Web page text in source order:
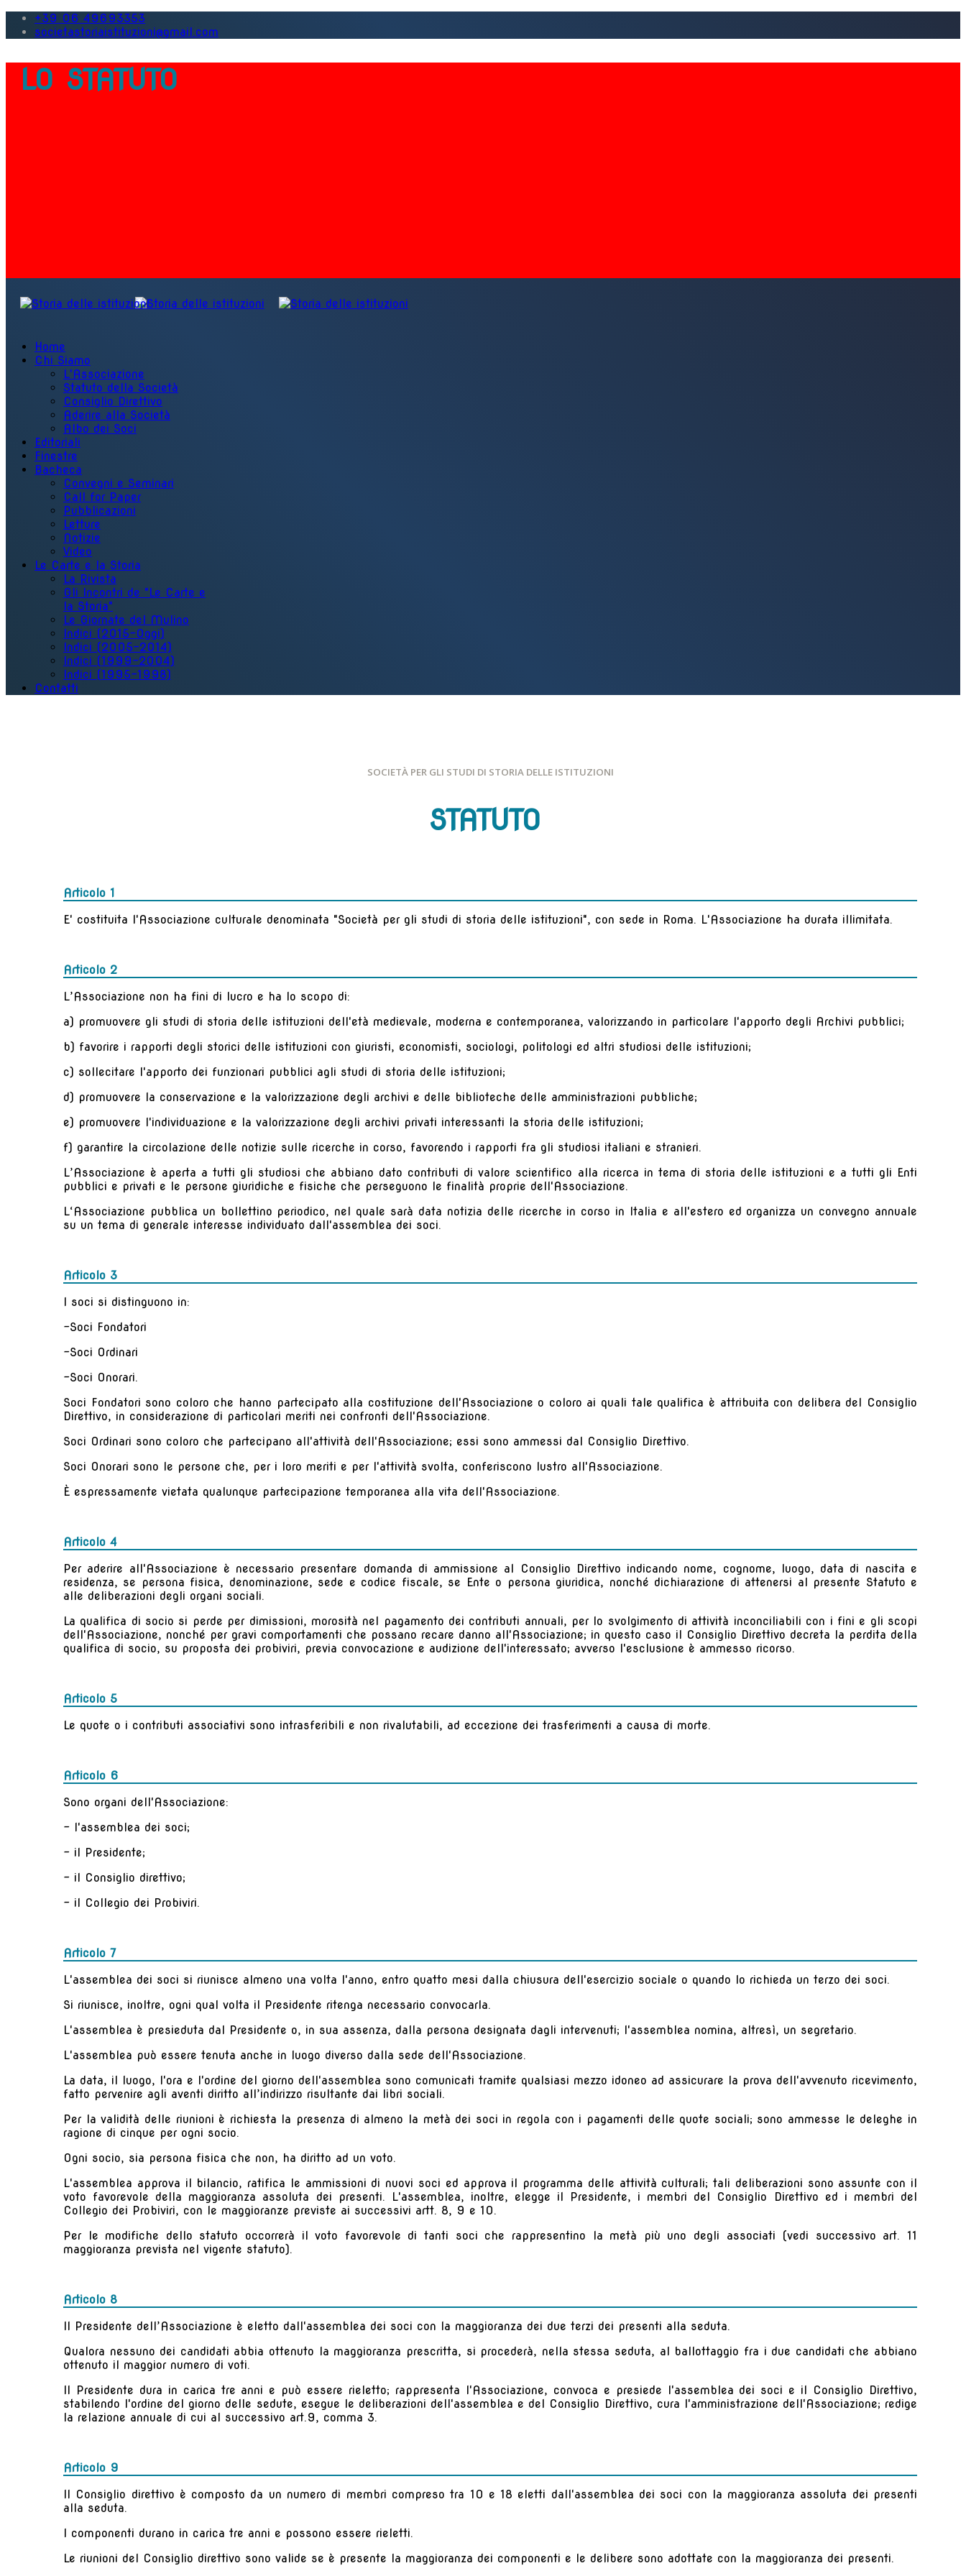
+39 06 49693353
societastoriaistituzioni@gmail.com
LO STATUTO
Home
Chi Siamo
L'Associazione
Statuto della Società
Consiglio Direttivo
Aderire alla Società
Albo dei Soci
Editoriali
Finestre
Bacheca
Convegni e Seminari
Call for Paper
Pubblicazioni
Letture
Notizie
Video
Le Carte e la Storia
La Rivista
Gli Incontri de "Le Carte e
la Storia"
Le Giornate del Mulino
Indici (2015-Oggi)
Indici (2005-2014)
Indici (1999-2004)
Indici (1995-1998)
Contatti
SOCIETÀ PER GLI STUDI DI STORIA DELLE ISTITUZIONI
STATUTO
Articolo 1
E' costituita l'Associazione culturale denominata "Società per gli studi di storia delle istituzioni", con sede in Roma. L'Associazione ha durata illimitata.
Articolo 2
L’Associazione non ha fini di lucro e ha lo scopo di:
a) promuovere gli studi di storia delle istituzioni dell'età medievale, moderna e contemporanea, valorizzando in particolare l'apporto degli Archivi pubblici;
b) favorire i rapporti degli storici delle istituzioni con giuristi, economisti, sociologi, politologi ed altri studiosi delle istituzioni;
c) sollecitare l'apporto dei funzionari pubblici agli studi di storia delle istituzioni;
d) promuovere la conservazione e la valorizzazione degli archivi e delle biblioteche delle amministrazioni pubbliche;
e) promuovere l'individuazione e la valorizzazione degli archivi privati interessanti la storia delle istituzioni;
f) garantire la circolazione delle notizie sulle ricerche in corso, favorendo i rapporti fra gli studiosi italiani e stranieri.
L’Associazione è aperta a tutti gli studiosi che abbiano dato contributi di valore scientifico alla ricerca in tema di storia delle istituzioni e a tutti gli Enti
pubblici e privati e le persone giuridiche e fisiche che perseguono le finalità proprie dell'Associazione.
L‘Associazione pubblica un bollettino periodico, nel quale sarà data notizia delle ricerche in corso in Italia e all'estero ed organizza un convegno annuale
su un tema di generale interesse individuato dall'assemblea dei soci.
Articolo 3
I soci si distinguono in:
-Soci Fondatori
-Soci Ordinari
-Soci Onorari.
Soci Fondatori sono coloro che hanno partecipato alla costituzione dell'Associazione o coloro ai quali tale qualifica è attribuita con delibera del Consiglio
Direttivo, in considerazione di particolari meriti nei confronti dell'Associazione.
Soci Ordinari sono coloro che partecipano all'attività dell'Associazione; essi sono ammessi dal Consiglio Direttivo.
Soci Onorari sono le persone che, per i loro meriti e per l'attività svolta, conferiscono lustro all'Associazione.
È espressamente vietata qualunque partecipazione temporanea alla vita dell'Associazione.
Articolo 4
Per aderire all'Associazione è necessario presentare domanda di ammissione al Consiglio Direttivo indicando nome, cognome, luogo, data di nascita e
residenza, se persona fisica, denominazione, sede e codice fiscale, se Ente o persona giuridica, nonché dichiarazione di attenersi al presente Statuto e
alle deliberazioni degli organi sociali.
La qualifica di socio si perde per dimissioni, morosità nel pagamento dei contributi annuali, per lo svolgimento di attività inconciliabili con i fini e gli scopi
dell'Associazione, nonché per gravi comportamenti che possano recare danno all'Associazione; in questo caso il Consiglio Direttivo decreta la perdita della
qualifica di socio, su proposta dei probiviri, previa convocazione e audizione dell'interessato; avverso l'esclusione è ammesso ricorso.
Articolo 5
Le quote o i contributi associativi sono intrasferibili e non rivalutabili, ad eccezione dei trasferimenti a causa di morte.
Articolo 6
Sono organi dell'Associazione:
- l'assemblea dei soci;
- il Presidente;
- il Consiglio direttivo;
- il Collegio dei Probiviri.
Articolo 7
L'assemblea dei soci si riunisce almeno una volta l'anno, entro quatto mesi dalla chiusura dell'esercizio sociale o quando lo richieda un terzo dei soci.
Si riunisce, inoltre, ogni qual volta il Presidente ritenga necessario convocarla.
L'assemblea è presieduta dal Presidente o, in sua assenza, dalla persona designata dagli intervenuti; l'assemblea nomina, altresì, un segretario.
L'assemblea può essere tenuta anche in luogo diverso dalla sede dell'Associazione.
La data, il luogo, l'ora e l'ordine del giorno dell'assemblea sono comunicati tramite qualsiasi mezzo idoneo ad assicurare la prova dell'avvenuto ricevimento,
fatto pervenire agli aventi diritto all’indirizzo risultante dai libri sociali.
Per la validità delle riunioni è richiesta la presenza di almeno la metà dei soci in regola con i pagamenti delle quote sociali; sono ammesse le deleghe in
ragione di cinque per ogni socio.
Ogni socio, sia persona fisica che non, ha diritto ad un voto.
L'assemblea approva il bilancio, ratifica le ammissioni di nuovi soci ed approva il programma delle attività culturali; tali deliberazioni sono assunte con il
voto favorevole della maggioranza assoluta dei presenti. L'assemblea, inoltre, elegge il Presidente, i membri del Consiglio Direttivo ed i membri del
Collegio dei Probiviri, con le maggioranze previste ai successivi artt. 8, 9 e 10.
Per le modifiche dello statuto occorrerà il voto favorevole di tanti soci che rappresentino la metà più uno degli associati (vedi successivo art. 11
maggioranza prevista nel vigente statuto).
Articolo 8
Il Presidente dell’Associazione è eletto dall'assemblea dei soci con la maggioranza dei due terzi dei presenti alla seduta.
Qualora nessuno dei candidati abbia ottenuto la maggioranza prescritta, si procederà, nella stessa seduta, al ballottaggio fra i due candidati che abbiano
ottenuto il maggior numero di voti.
Il Presidente dura in carica tre anni e può essere rieletto; rappresenta l'Associazione, convoca e presiede l'assemblea dei soci e il Consiglio Direttivo,
stabilendo l'ordine del giorno delle sedute, esegue le deliberazioni dell'assemblea e del Consiglio Direttivo, cura l'amministrazione dell'Associazione; redige
la relazione annuale di cui al successivo art.9, comma 3.
Articolo 9
Il Consiglio direttivo è composto da un numero di membri compreso tra 10 e 18 eletti dall'assemblea dei soci con la maggioranza assoluta dei presenti
alla seduta.
I componenti durano in carica tre anni e possono essere rieletti.
Le riunioni del Consiglio direttivo sono valide se è presente la maggioranza dei componenti e le delibere sono adottate con la maggioranza dei presenti.